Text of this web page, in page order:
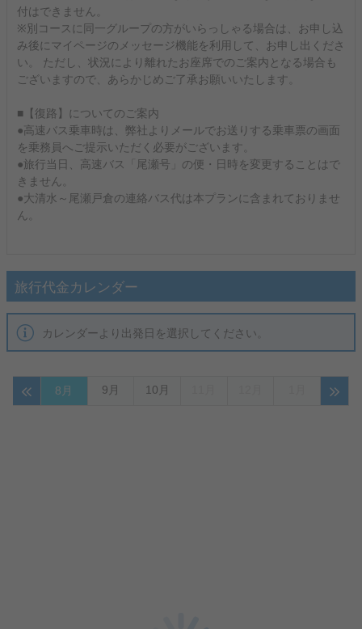
付はできません。
※別コースに同一グループの方がいらっしゃる場合は、お申し込
み後にマイページのメッセージ機能を利用して、お申し出くださ
い。 ただし、状況により離れたお座席でのご案内となる場合も
ございますので、あらかじめご了承お願いいたします。
■【復路】についてのご案内
●高速バス乗車時は、弊社よりメールでお送りする乗車票の画面
を乗務員へご提示いただく必要がございます。
●旅行当日、高速バス「尾瀬号」の便・日時を変更することはで
きません。
●大清水～尾瀬戸倉の連絡バス代は本プランに含まれておりませ
ん。
旅行代金カレンダー
カレンダーより出発日を選択してください。
8月 9月 10月